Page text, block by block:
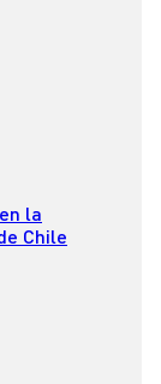
la
Chile